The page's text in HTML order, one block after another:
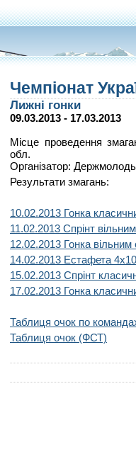
Чемпіонат
Лижні гонки
09.03.2013 - 17.03.2013
Місце проведення
обл.
Організатор:
Результати змагань:
10.02.2013 Гонка
11.02.2013 Спрінт
12.02.2013 Гонка
14.02.2013 Естафета
15.02.2013 Спрінт
17.02.2013 Гонка
Таблиця очок по
Таблиця очок (ФСТ)